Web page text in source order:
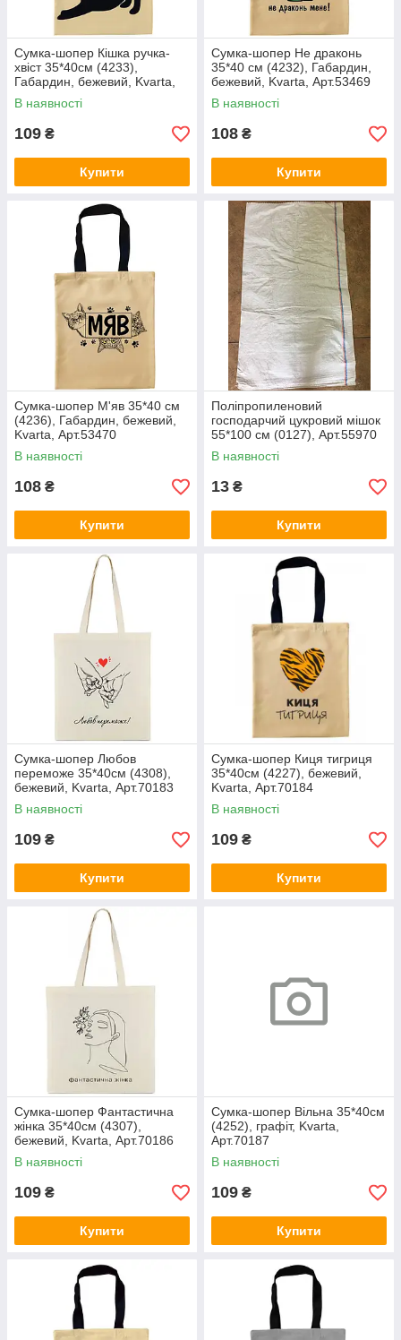
Сумка-шопер Кішка ручка-
хвіст 35*40см (4233),
Габардин, бежевий, Kvarta,
Арт.53468
В наявності
109 ₴
Купити
Сумка-шопер Не драконь
35*40 см (4232), Габардин,
бежевий, Kvarta, Арт.53469
В наявності
108 ₴
Купити
Сумка-шопер М'яв 35*40 см
(4236), Габардин, бежевий,
Kvarta, Арт.53470
В наявності
108 ₴
Купити
Поліпропиленовий
господарчий цукровий мішок
55*100 см (0127), Арт.55970
В наявності
13 ₴
Купити
Сумка-шопер Любов
переможе 35*40см (4308),
бежевий, Kvarta, Арт.70183
В наявності
109 ₴
Купити
Сумка-шопер Киця тигриця
35*40см (4227), бежевий,
Kvarta, Арт.70184
В наявності
109 ₴
Купити
Сумка-шопер Фантастична
жінка 35*40см (4307),
бежевий, Kvarta, Арт.70186
В наявності
109 ₴
Купити
Сумка-шопер Вільна 35*40см
(4252), графіт, Kvarta,
Арт.70187
В наявності
109 ₴
Купити